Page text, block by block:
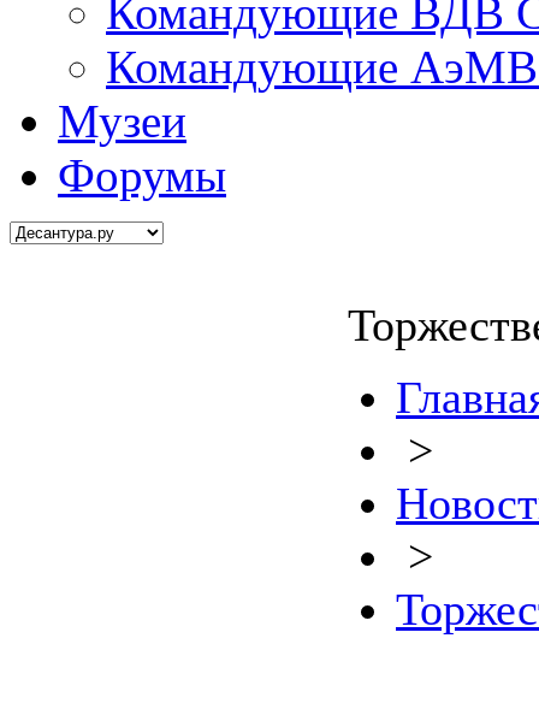
Командующие ВДВ
Командующие АэМВ
Музеи
Форумы
>
>